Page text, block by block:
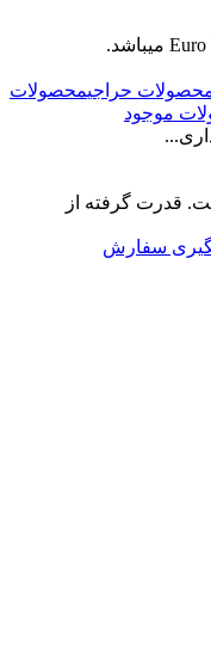
حراجیمحصولات
موجود
سفارش